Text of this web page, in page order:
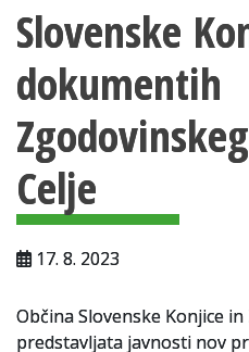
Vloga za upravne namene
Vloga za čitalnico
Vodnik po fondih in zbirkah
VAČ – VIRTUALNA ARHIVSKA ČITALNICA
Za ustvarjalce
Strokovna usposabljanja za uslužbence
Gradivo
Slovenske
dokumentih
Celje
17. 8. 2023
Občina Slovenske Konjice
predstavljata javnosti nov